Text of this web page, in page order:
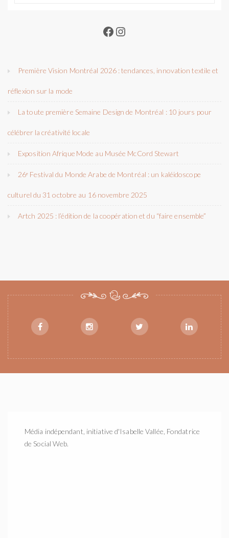
Facebook
Instagram
Première Vision Montréal 2026 : tendances, innovation textile et
réflexion sur la mode
La toute première Semaine Design de Montréal : 10 jours pour
célébrer la créativité locale
Exposition Afrique Mode au Musée McCord Stewart
26ᵉ Festival du Monde Arabe de Montréal : un kaléidoscope
culturel du 31 octobre au 16 novembre 2025
Artch 2025 : l’édition de la coopération et du “faire ensemble”
Média indépendant, initiative d'Isabelle Vallée, Fondatrice
de Social Web.